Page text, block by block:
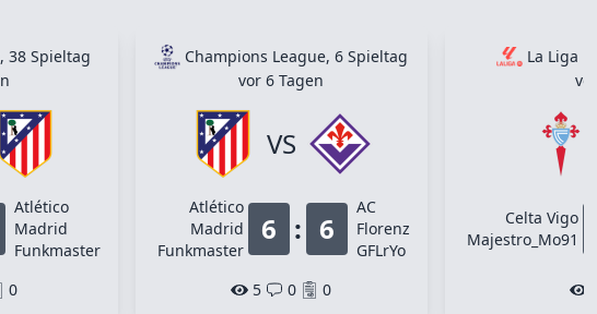
38 Spieltag
Atlético
Madrid
Funkmaster
0
Champions League, 6 Spieltag
vor 6 Tagen
VS
Atlético
Madrid
Funkmaster
6 : 6
AC
Florenz
GFLrYo
5
0 0
La Liga
Celta Vigo
Majestro_Mo91